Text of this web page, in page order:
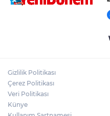
Gizlilik Politikası
Çerez Politikası
Veri Politikası
Künye